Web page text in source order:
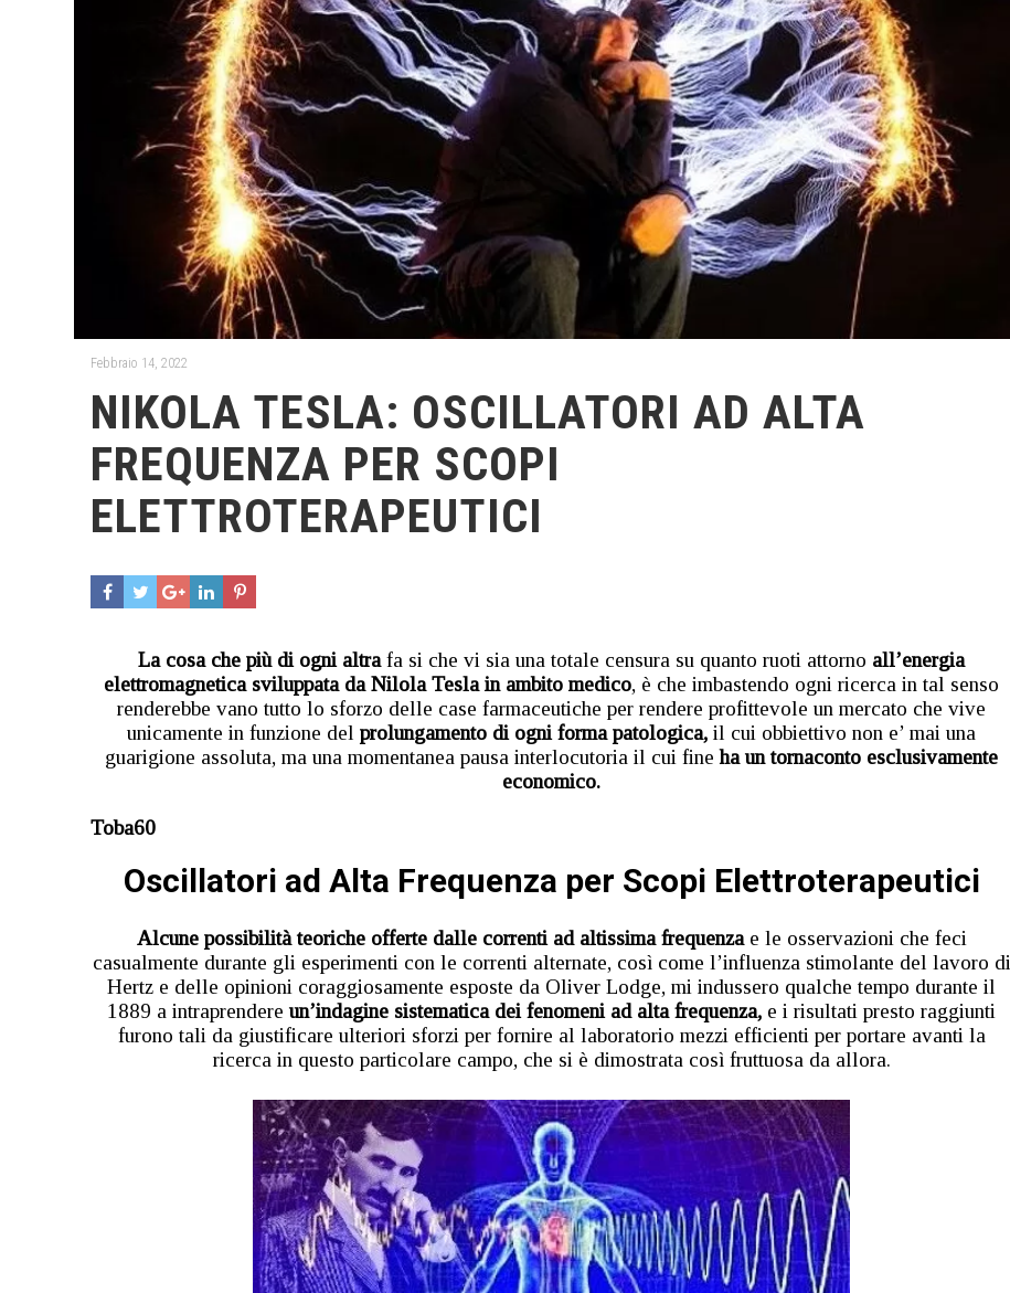
Febbraio 14, 2022
NIKOLA TESLA: OSCILLATORI AD ALTA
FREQUENZA PER SCOPI
ELETTROTERAPEUTICI
La cosa che più di ogni altra fa si che vi sia una totale censura su quanto ruoti attorno all’energia
elettromagnetica sviluppata da Nilola Tesla in ambito medico, è che imbastendo ogni ricerca in tal senso
renderebbe vano tutto lo sforzo delle case farmaceutiche per rendere profittevole un mercato che vive
unicamente in funzione del prolungamento di ogni forma patologica, il cui obbiettivo non e’ mai una
guarigione assoluta, ma una momentanea pausa interlocutoria il cui fine ha un tornaconto esclusivamente
economico.
Toba60
Oscillatori ad Alta Frequenza per Scopi Elettroterapeutici
Alcune possibilità teoriche offerte dalle correnti ad altissima frequenzae le osservazioni che feci
casualmente durante gli esperimenti con le correnti alternate, così come l’influenza stimolante del lavoro di
Hertz e delle opinioni coraggiosamente esposte da Oliver Lodge, mi indussero qualche tempo durante il
1889 a intraprendere un’indagine sistematica dei fenomeni ad alta frequenza, e i risultati presto raggiunti
furono tali da giustificare ulteriori sforzi per fornire al laboratorio mezzi efficienti per portare avanti la
ricerca in questo particolare campo, che si è dimostrata così fruttuosa da allora.